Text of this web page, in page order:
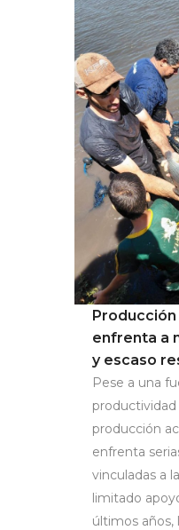
enfrenta a
y escaso
Pese a una
productividad
producción
enfrenta
vinculadas a
limitado
últimos años,